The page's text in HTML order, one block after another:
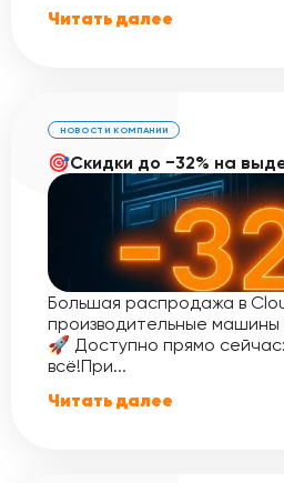
Читать далее
НОВОСТИ КОМПАНИИ
🎯Скидки до −32% на
Большая распродажа в
производительные
🚀 Доступно прямо
всё!При...
Читать далее